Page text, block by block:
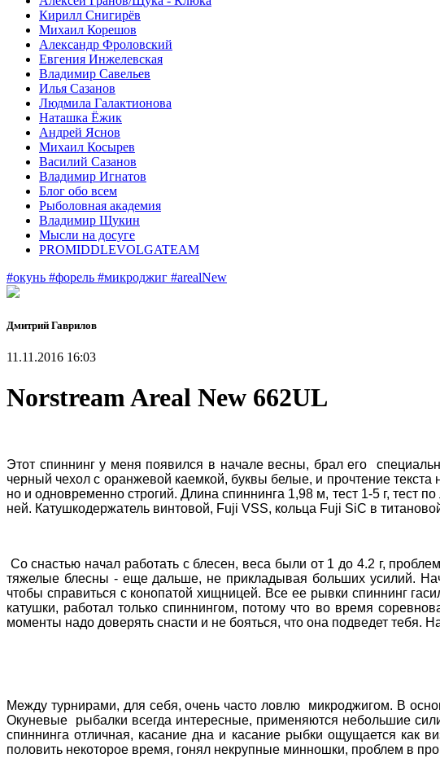
Кирилл Снигирёв
Михаил Корешов
Александр Фроловский
Евгения Инжелевская
Владимир Савельев
Илья Сазанов
Людмила Галактионова
Наташка Ёжик
Андрей Яснов
Михаил Косырев
Василий Сазанов
Владимир Игнатов
Блог обо всем
Рыболовная академия
Владимир Щукин
Мысли на досуге
PROMIDDLEVOLGATEAM
#окунь #форель #микроджиг #arealNew
Дмитрий Гаврилов
11.11.2016 16:03
Norstream Areal New 662UL
Этот спиннинг у меня появился в начале весны, брал его
черный чехол с оранжевой каемкой, буквы белые, и прочтение
но и одновременно строгий. Длина спиннинга 1,98 м, тест 1-5 г, тест
ней. Катушкодержатель винтовой, Fuji VSS, кольца Fuji SiC в
Со снастью начал работать с блесен, веса были от 1 до 4.2 г,
тяжелые блесны - еще дальше, не прикладывая больших усилий.
чтобы справиться с конопатой хищницей. Все ее рывки спиннинг
катушки, работал только спиннингом, потому что во время
моменты надо доверять снасти и не бояться, что она подведет тебя.
Между турнирами, для себя,очень часто ловлю микроджигом. В
Окуневые рыбалки всегда интересные, применяются небольшие
спиннинга отличная, касание дна и касание рыбки ощущается как
половить некоторое время, гонял некрупные минношки, проблем в